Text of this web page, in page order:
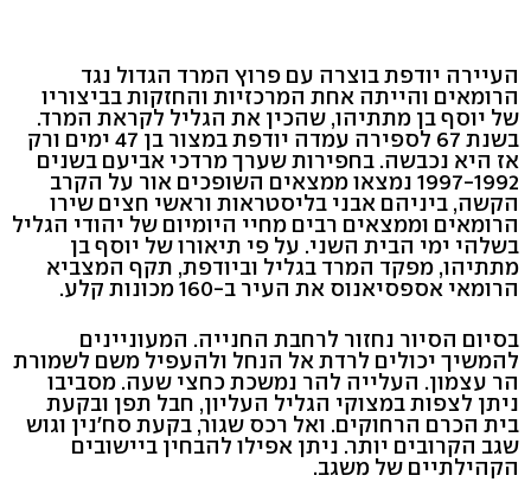
העיירה יודפת בוצרה עם פרוץ המרד הגדול נגד
הרומאים והייתה אחת המרכזיות והחזקות בביצוריו
של יוסף בן מתתיהו, שהכין את הגליל לקראת המרד.
בשנת 67 לספירה עמדה יודפת במצור בן 47 ימים ורק
אז היא נכבשה. בחפירות שערך מרדכי אביעם בשנים
1997-1992 נמצאו ממצאים השופכים אור על הקרב
הקשה, ביניהם אבני בליסטראות וראשי חצים שירו
הרומאים וממצאים רבים מחיי היומיום של יהודי הגליל
בשלהי ימי הבית השני. על פי תיאורו של יוסף בן
מתתיהו, מפקד המרד בגליל וביודפת, תקף המצביא
הרומאי אספסיאנוס את העיר ב-160 מכונות קלע.
בסיום הסיור נחזור לרחבת החנייה. המעוניינים
להמשיך יכולים לרדת אל הנחל ולהעפיל משם לשמורת
הר עצמון. העלייה להר נמשכת כחצי שעה. מסביבו
ניתן לצפות במצוקי הגליל העליון, חבל תפן ובקעת
בית הכרם הרחוקים. ואל רכס שגור, בקעת סח'נין וגוש
שגב הקרובים יותר. ניתן אפילו להבחין ביישובים
הקהילתיים של משגב.